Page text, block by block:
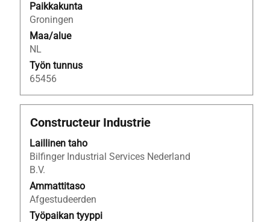
Paikkakunta
Groningen
Maa/alue
NL
Työn tunnus
65456
Ammattinimike
Constructeur Industrie
Laillinen taho
Bilfinger Industrial Services Nederland
B.V.
Ammattitaso
Afgestudeerden
Työpaikan tyyppi
Valitse
jos
haluat
nähdä
työpaikan
kaikki
tiedot.